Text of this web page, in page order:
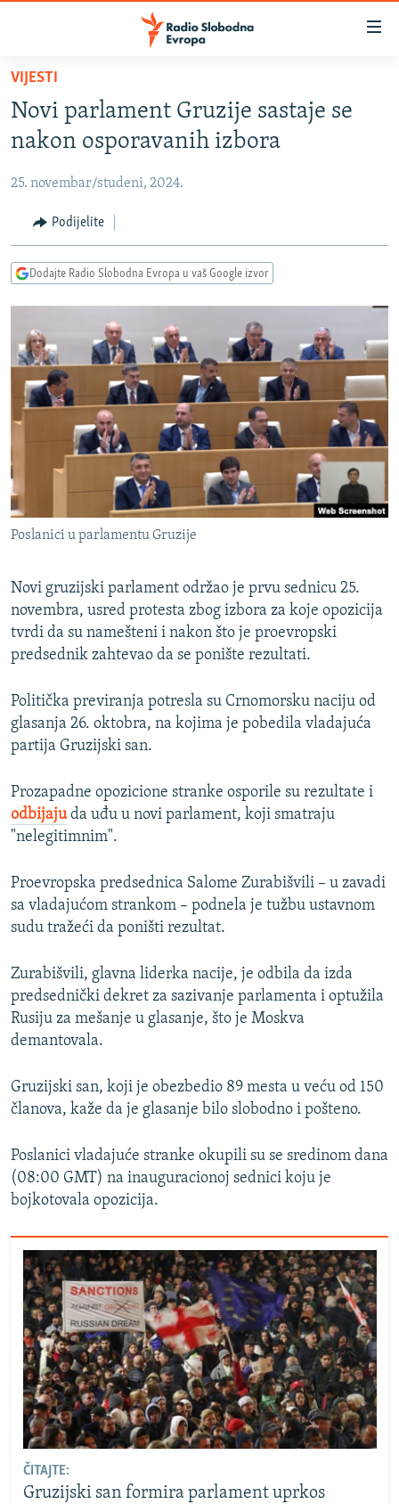
Pređite
glavni
sadržaj
na
navigaciju
Pređite
na
BOSNA I HERCEGOVINA
KOSOVO
CRNA GORA
VIDEO
INFOGRAFIKE
PODCASTI
RAT U UKRAJINI
KINA NA BALKANU
RSE PRIČE IZ SVIJETA
ISPRIČAJ MI
DNEVNO@RSE
SPECIJALI RSE
VIŠE OD NASLOVA
GENOCID U SREBRENICI
POPLAVE I KLIZIŠTA U BIH 2024.
TV LIBERTY
POST SCRIPTUM
TRI DECENIJE OD RATA U BIH
SVE KARTE DEJTONA
PRATITE NAS
Sve RFE/RL stranice
VIJESTI
Novi parlament Gruzije sastaje se
nakon osporavanih izbora
25. novembar/studeni, 2024.
Podijelite
Dodajte Radio Slobodna Evropa u vaš Google izvor
Poslanici u parlamentu Gruzije
Novi gruzijski parlament održao je prvu sednicu 25.
novembra, usred protesta zbog izbora za koje opozicija
tvrdi da su namešteni i nakon što je proevropski
predsednik zahtevao da se ponište rezultati.
Politička previranja potresla su Crnomorsku naciju od
glasanja 26. oktobra, na kojima je pobedila vladajuća
partija Gruzijski san.
Prozapadne opozicione stranke osporile su rezultate i
odbijajuda uđu u novi parlament, koji smatraju
"nelegitimnim".
Proevropska predsednica Salome Zurabišvili – u zavadi
sa vladajućom strankom – podnela je tužbu ustavnom
sudu tražeći da poništi rezultat.
Zurabišvili, glavna liderka nacije, je odbila da izda
predsednički dekret za sazivanje parlamenta i optužila
Rusiju za mešanje u glasanje, što je Moskva
demantovala.
Gruzijski san, koji je obezbedio 89 mesta u veću od 150
članova, kaže da je glasanje bilo slobodno i pošteno.
Poslanici vladajuće stranke okupili su se sredinom dana
(08:00 GMT) na inauguracionoj sednici koju je
bojkotovala opozicija.
ČITAJTE:
Gruzijski san formira parlament uprkos